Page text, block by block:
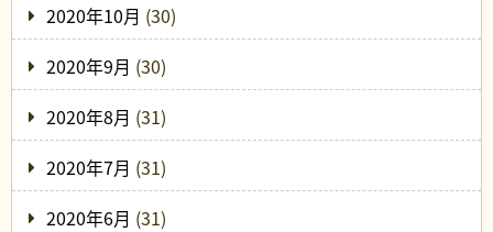
2020年10月 (30)
2020年9月 (30)
2020年8月 (31)
2020年7月 (31)
2020年6月 (31)